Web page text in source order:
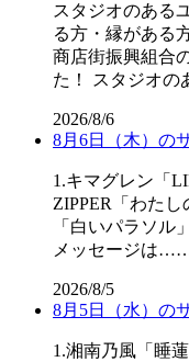
スタジオのある
る方・縁がある
商店街振興組合
た！ スタジオ
2026/8/6
8月6日（木）の
1.キマグレン「
ZIPPER「わた
「白いパラソル
メッセージは
2026/8/5
8月5日（水）の
1.湘南乃風「睡